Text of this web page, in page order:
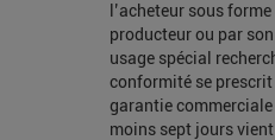
l’acheteur sous
producteur ou par
usage spécial
conformité se prescrit
garantie commerciale
moins sept jours